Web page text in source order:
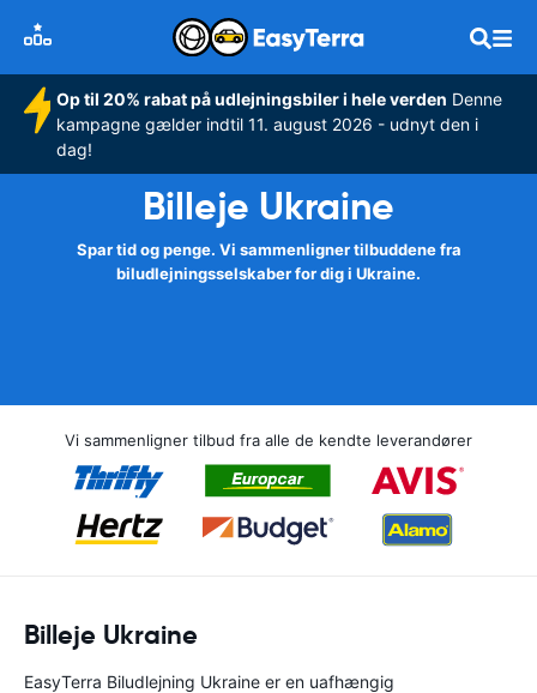
Op til 20% rabat på udlejningsbiler i hele verden Denne
kampagne gælder indtil 11. august 2026 - udnyt den i
dag!
Billeje Ukraine
Spar tid og penge. Vi sammenligner tilbuddene fra
biludlejningsselskaber for dig i Ukraine.
Vi sammenligner tilbud fra alle de kendte leverandører
Billeje Ukraine
EasyTerra Biludlejning Ukraine er en uafhængig